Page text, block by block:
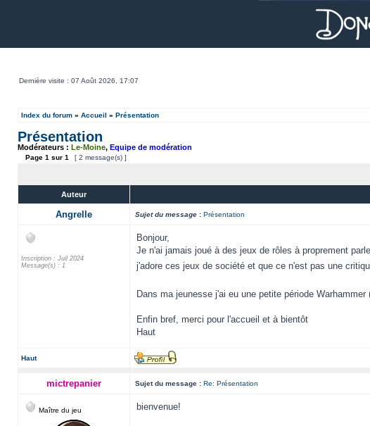
Dernière visite : 07 Août 2026, 17:07
Index du forum » Accueil » Présentation
Présentation
Modérateurs : Le-Moine, Equipe de modération
Page 1 sur 1 [ 2 message(s) ]
Auteur
Angrelle Sujet du message : Présentation
Inscription : Juil 2024
Message(s) : 1
Bonjour,
Je n'ai jamais joué à des jeux de rôles à proprement
j'adore ces jeux de société et que ce n'est pas une
Dans ma jeunesse j'ai eu une petite période
Enfin bref, merci pour l'accueil et à bientôt
Haut
Haut
mictrepanier Sujet du message : Re: Présentation
Maître du jeu bienvenue!